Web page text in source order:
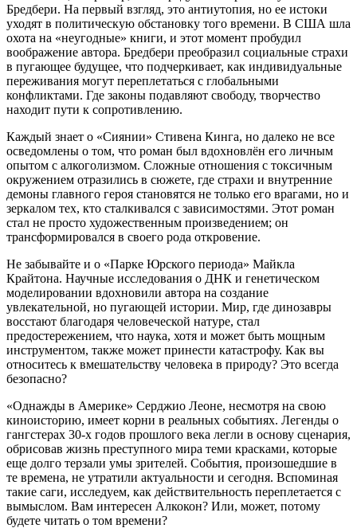
Бредбери. На первый взгляд, это антиутопия, но ее истоки
уходят в политическую обстановку того времени. В США шла
охота на «неугодные» книги, и этот момент пробудил
воображение автора. Бредбери преобразил социальные страхи
в пугающее будущее, что подчеркивает, как индивидуальные
переживания могут переплетаться с глобальными
конфликтами. Где законы подавляют свободу, творчество
находит пути к сопротивлению.
Каждый знает о «Сиянии» Стивена Кинга, но далеко не все
осведомлены о том, что роман был вдохновлён его личным
опытом с алкоголизмом. Сложные отношения с токсичным
окружением отразились в сюжете, где страхи и внутренние
демоны главного героя становятся не только его врагами, но и
зеркалом тех, кто сталкивался с зависимостями. Этот роман
стал не просто художественным произведением; он
трансформировался в своего рода откровение.
Не забывайте и о «Парке Юрского периода» Майкла
Крайтона. Научные исследования о ДНК и генетическом
моделировании вдохновили автора на создание
увлекательной, но пугающей истории. Мир, где динозавры
восстают благодаря человеческой натуре, стал
предостережением, что наука, хотя и может быть мощным
инструментом, также может принести катастрофу. Как вы
относитесь к вмешательству человека в природу? Это всегда
безопасно?
«Однажды в Америке» Серджио Леоне, несмотря на свою
киноисторию, имеет корни в реальных событиях. Легенды о
гангстерах 30-х годов прошлого века легли в основу сценария,
обрисовав жизнь преступного мира теми красками, которые
еще долго терзали умы зрителей. События, произошедшие в
те времена, не утратили актуальности и сегодня. Вспоминая
такие саги, исследуем, как действительность переплетается с
вымыслом. Вам интересен Алкокон? Или, может, потому
будете читать о том времени?